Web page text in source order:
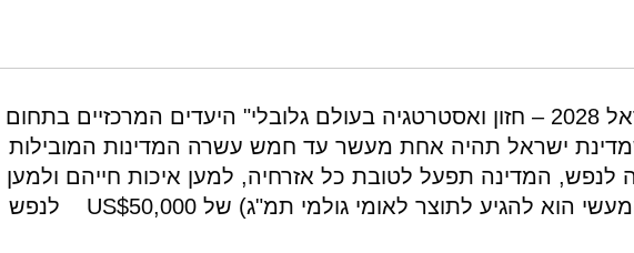
ישראל 2028 , סיכום סדנה מס' 1 מרס 2010. מוסד שמואל נאמן.
כפי שהותווה בתכנית "ישראל 2028 – חזון ואסטרטגיה בעולם גלובלי" היעדים המרכזיים בתחום
ישראל תהיה אחת מעשר עד חמש עשרה המדינות המובילות
לנפש, המדינה תפעל לטובת כל אזרחיה, למען איכות חייהם ולמען
עתיד הדור הצעיר. היעד המעשי הוא להגיע לתוצר לאומי גולמי תמ"ג) של US$50,000 לנפש